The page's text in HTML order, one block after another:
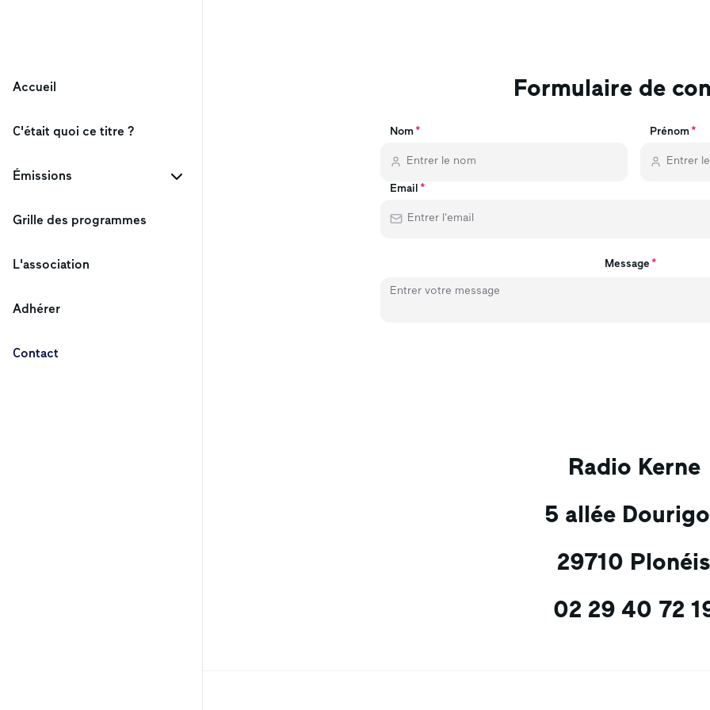
Accueil
C'était quoi ce titre ?
Émissions
Grille des programmes
L'association
Adhérer
Contact
Formulaire de
Nom Prénom
Email
Message
Radio Kerne
5 allée
29710 Plonéis
02 29 40 72